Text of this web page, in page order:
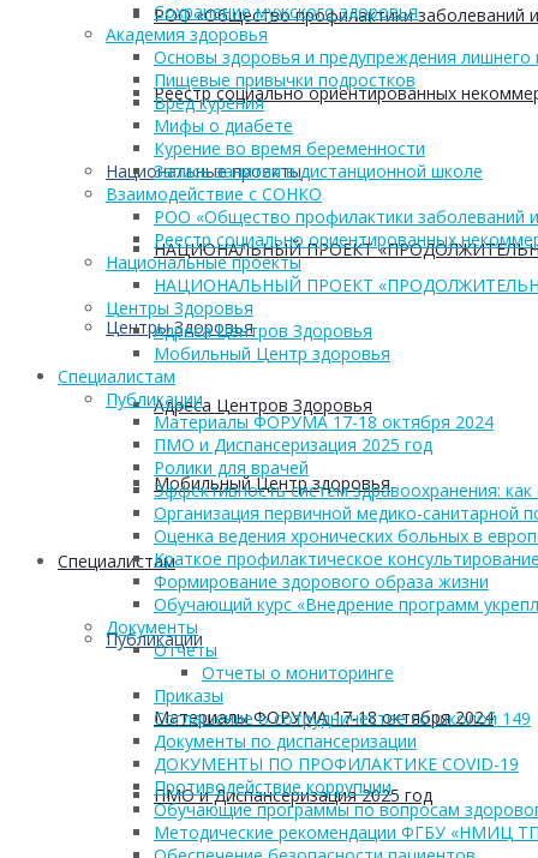
РОО «Общество профилактики заболеваний
Реестр социально ориентированных
Национальные проекты
НАЦИОНАЛЬНЫЙ ПРОЕКТ
Центры Здоровья
Адреса Центров Здоровья
Мобильный Центр здоровья
Cпециалистам
Публикации
Материалы ФОРУМА 17-18 октября 2024
ПМО и Диспансеризация 2025 год
Сохранение мужского здоровья
Академия здоровья
Основы здоровья и предупреждения лишнего
Пищевые привычки подростков
Вред курения
Мифы о диабете
Курение во время беременности
Запись занятия в дистанционной школе
Взаимодействие с СОНКО
РОО «Общество профилактики заболеваний
Реестр социально ориентированных
Национальные проекты
НАЦИОНАЛЬНЫЙ ПРОЕКТ
Центры Здоровья
Адреса Центров Здоровья
Мобильный Центр здоровья
Cпециалистам
Публикации
Материалы ФОРУМА 17-18 октября 2024
ПМО и Диспансеризация 2025 год
Ролики для врачей
Эффективность систем здравоохранения:
Организация первичной медико-
Оценка ведения хронических больных в
Краткое профилактическое
Формирование здорового образа жизни
Обучающий курс «Внедрение программ
Документы
Отчеты
Отчеты о мониторинге
Приказы
Соглашение о сотрудничестве со школой 149
Документы по диспансеризации
ДОКУМЕНТЫ ПО ПРОФИЛАКТИКЕ COVID-19
Противодействие коррупции
Обучающие программы по вопросам
Методические рекомендации ФГБУ «НМИЦ